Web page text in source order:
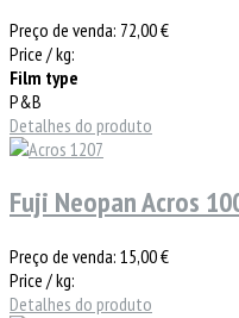
Preço de venda: 72,00 €
Price / kg:
Film type
P&B
Detalhes do produto
Fuji Neopan Acros
Preço de venda: 15,00 €
Price / kg:
Detalhes do produto